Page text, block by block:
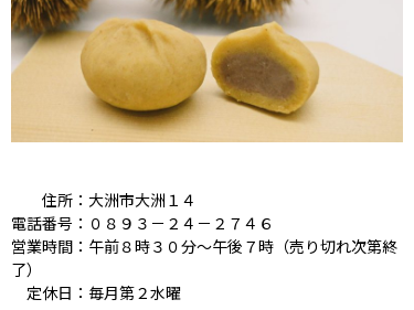
住所：大洲市大洲１４
電話番号：０８９３－２４－２７４６
営業時間：午前８時３０分～午後７時（売り切れ次第終
了）
定休日：毎月第２水曜